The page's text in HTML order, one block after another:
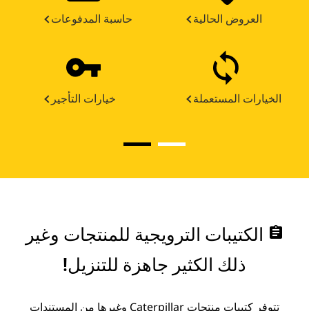
حاسبة المدفوعات العروض الحالية
خيارات التأجير الخيارات المستعملة
assignment الكتيبات الترويجية للمنتجات وغير
ذلك الكثير جاهزة للتنزيل!
تتوفر كتيبات منتجات Caterpillar وغيرها من المستندات